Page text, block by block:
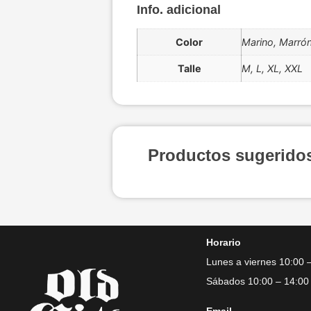
Info. adicional
Color Marino,
Talle M, L, XL, XXL
Productos
Horario
Lunes a viernes 10:00
Sábados 10:00 – 14:00